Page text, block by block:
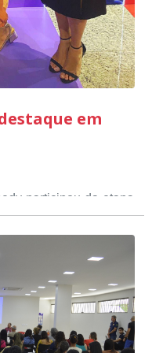
em
participou da etapa
Prefeitura
e destacar o papel
com o
dos municípios, a
o empreendedorismo,
negócios e a
local. O evento